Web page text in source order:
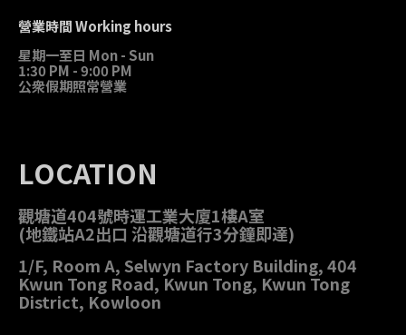
營業時間 Working hours
星期一至日 Mon - Sun
1:30 PM - 9:00 PM
公衆假期照常營業
LOCATION
觀塘道404號時運工業大廈1樓A室
(地鐵站A2出口 沿觀塘道行3分鐘即達)
1/F, Room A, Selwyn Factory Building, 404
Kwun Tong Road, Kwun Tong, Kwun Tong
District, Kowloon